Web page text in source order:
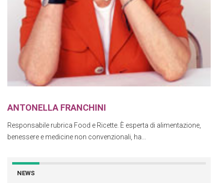
ANTONELLA FRANCHINI
Responsabile rubrica Food e Ricette. È esperta di alimentazione,
benessere e medicine non convenzionali, ha...
NEWS